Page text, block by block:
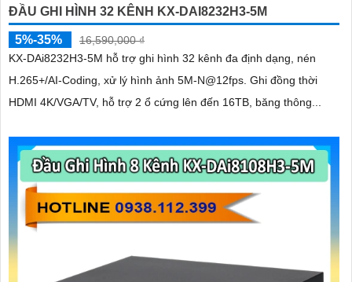
ĐẦU GHI HÌNH 32 KÊNH KX-DAI8232H3-5M
5%-35%
16,590,000 ₫
KX-DAi8232H3-5M hỗ trợ ghi hình 32 kênh đa định dạng, nén
H.265+/AI-Coding, xử lý hình ảnh 5M-N@12fps. Ghi đồng thời
HDMI 4K/VGA/TV, hỗ trợ 2 ổ cứng lên đến 16TB, băng thông...